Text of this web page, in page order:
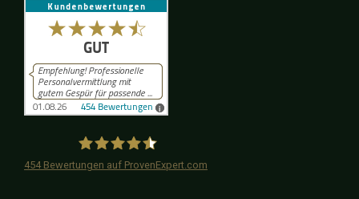
454Bewertungen auf ProvenExpert.com